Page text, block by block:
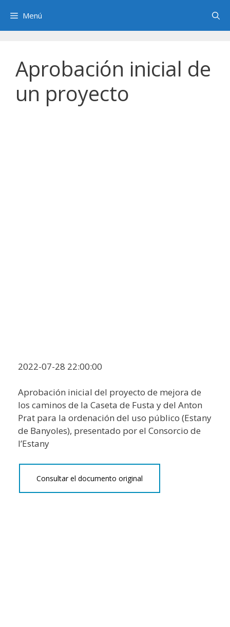
contenido
Menú
Aprobación inicial de
un proyecto
2022-07-28 22:00:00
Aprobación inicial del proyecto de mejora de
los caminos de la Caseta de Fusta y del Anton
Prat para la ordenación del uso público (Estany
de Banyoles), presentado por el Consorcio de
l’Estany
Consultar el documento original